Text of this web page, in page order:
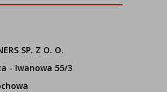
SP. Z O. O.
- Iwanowa 55/3